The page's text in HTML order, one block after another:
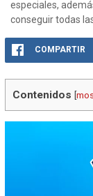
especiales,
conseguir todas
COMPARTIR
Contenidos [